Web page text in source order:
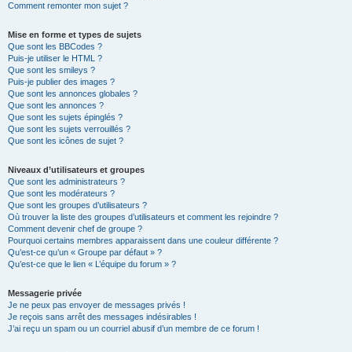
Comment remonter mon sujet ?
Mise en forme et types de sujets
Que sont les BBCodes ?
Puis-je utiliser le HTML ?
Que sont les smileys ?
Puis-je publier des images ?
Que sont les annonces globales ?
Que sont les annonces ?
Que sont les sujets épinglés ?
Que sont les sujets verrouillés ?
Que sont les icônes de sujet ?
Niveaux d’utilisateurs et groupes
Que sont les administrateurs ?
Que sont les modérateurs ?
Que sont les groupes d’utilisateurs ?
Où trouver la liste des groupes d’utilisateurs et comment les rejoindre ?
Comment devenir chef de groupe ?
Pourquoi certains membres apparaissent dans une couleur différente ?
Qu’est-ce qu’un « Groupe par défaut » ?
Qu’est-ce que le lien « L’équipe du forum » ?
Messagerie privée
Je ne peux pas envoyer de messages privés !
Je reçois sans arrêt des messages indésirables !
J’ai reçu un spam ou un courriel abusif d’un membre de ce forum !